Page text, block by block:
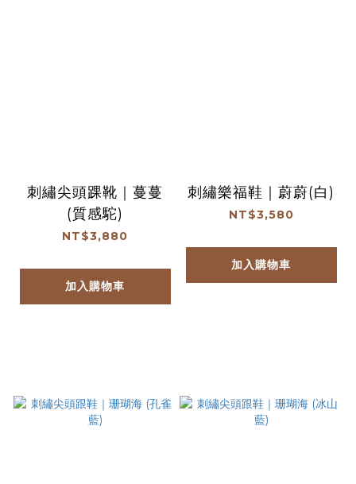
刺繡尖頭踝靴｜蔓蔓
(質感駝)
NT$3,880
加入購物車
刺繡樂福鞋｜蔚蔚(白)
NT$3,580
加入購物車